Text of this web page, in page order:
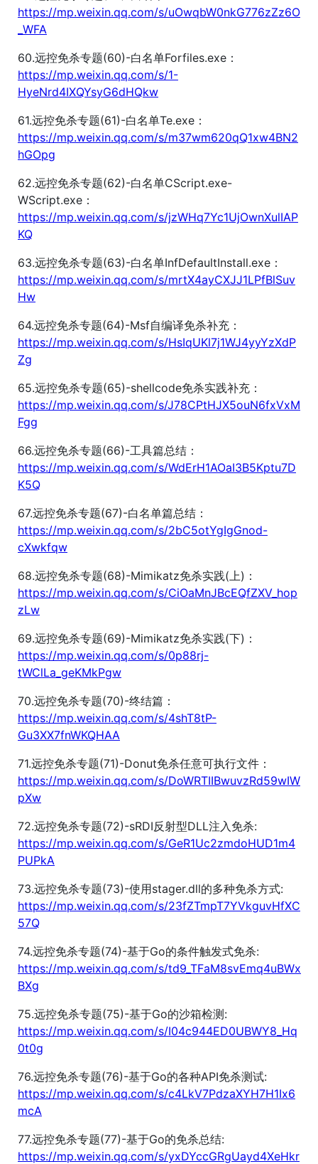
https://mp.weixin.qq.com/s/uOwqbW0nkG776zZz6O
_WFA
60.远控免杀专题(60)-白名单Forfiles.exe：
https://mp.weixin.qq.com/s/1-
HyeNrd4IXQYsyG6dHQkw
61.远控免杀专题(61)-白名单Te.exe：
https://mp.weixin.qq.com/s/m37wm620qQ1xw4BN2
hGOpg
62.远控免杀专题(62)-白名单CScript.exe-
WScript.exe：
https://mp.weixin.qq.com/s/jzWHq7Yc1UjOwnXulIAP
KQ
63.远控免杀专题(63)-白名单InfDefaultInstall.exe：
https://mp.weixin.qq.com/s/mrtX4ayCXJJ1LPfBlSuv
Hw
64.远控免杀专题(64)-Msf自编译免杀补充：
https://mp.weixin.qq.com/s/HsIqUKl7j1WJ4yyYzXdP
Zg
65.远控免杀专题(65)-shellcode免杀实践补充：
https://mp.weixin.qq.com/s/J78CPtHJX5ouN6fxVxM
Fgg
66.远控免杀专题(66)-工具篇总结：
https://mp.weixin.qq.com/s/WdErH1AOaI3B5Kptu7D
K5Q
67.远控免杀专题(67)-白名单篇总结：
https://mp.weixin.qq.com/s/2bC5otYgIgGnod-
cXwkfqw
68.远控免杀专题(68)-Mimikatz免杀实践(上)：
https://mp.weixin.qq.com/s/CiOaMnJBcEQfZXV_hop
zLw
69.远控免杀专题(69)-Mimikatz免杀实践(下)：
https://mp.weixin.qq.com/s/0p88rj-
tWClLa_geKMkPgw
70.远控免杀专题(70)-终结篇：
https://mp.weixin.qq.com/s/4shT8tP-
Gu3XX7fnWKQHAA
71.远控免杀专题(71)-Donut免杀任意可执行文件：
https://mp.weixin.qq.com/s/DoWRTIIBwuvzRd59wIW
pXw
72.远控免杀专题(72)-sRDI反射型DLL注入免杀:
https://mp.weixin.qq.com/s/GeR1Uc2zmdoHUD1m4
PUPkA
73.远控免杀专题(73)-使用stager.dll的多种免杀方式:
https://mp.weixin.qq.com/s/23fZTmpT7YVkguvHfXC
57Q
74.远控免杀专题(74)-基于Go的条件触发式免杀:
https://mp.weixin.qq.com/s/td9_TFaM8svEmq4uBWx
BXg
75.远控免杀专题(75)-基于Go的沙箱检测:
https://mp.weixin.qq.com/s/I04c944ED0UBWY8_Hq
0t0g
76.远控免杀专题(76)-基于Go的各种API免杀测试:
https://mp.weixin.qq.com/s/c4LkV7PdzaXYH7H1Ix6
mcA
77.远控免杀专题(77)-基于Go的免杀总结:
https://mp.weixin.qq.com/s/yxDYccGRgUayd4XeHkr